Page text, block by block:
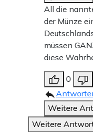
All die
der Münze
müssen
diese
0
Weitere
Weitere